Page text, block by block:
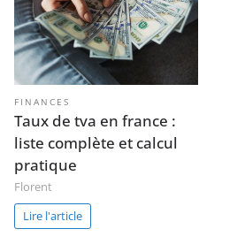
FINANCES
Taux de tva en france :
liste complète et calcul
pratique
Florent
Lire l'article